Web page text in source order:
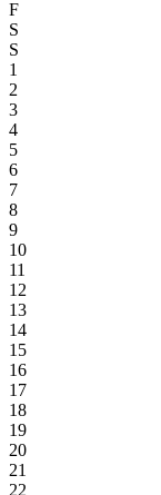
F
S
S
1
2
3
4
5
6
7
8
9
10
11
12
13
14
15
16
17
18
19
20
21
22